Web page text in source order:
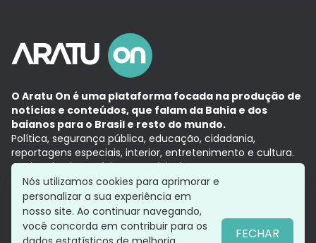
O Aratu On é uma plataforma focada na produção de
notícias e conteúdos, que falam da Bahia e dos
baianos para o Brasil e resto do mundo.
Política, segurança pública, educação, cidadania,
reportagens especiais, interior, entretenimento e cultura.
Aqui, tudo vira notícia e a notícia é no tempo presente,
com a credibilidade do Grupo Aratu.
Grupo Aratu
Política de privacidade
Nós utilizamos cookies para aprimorar e
personalizar a sua experiência em
nosso site. Ao continuar navegando,
você concorda em contribuir para os
FECHAR